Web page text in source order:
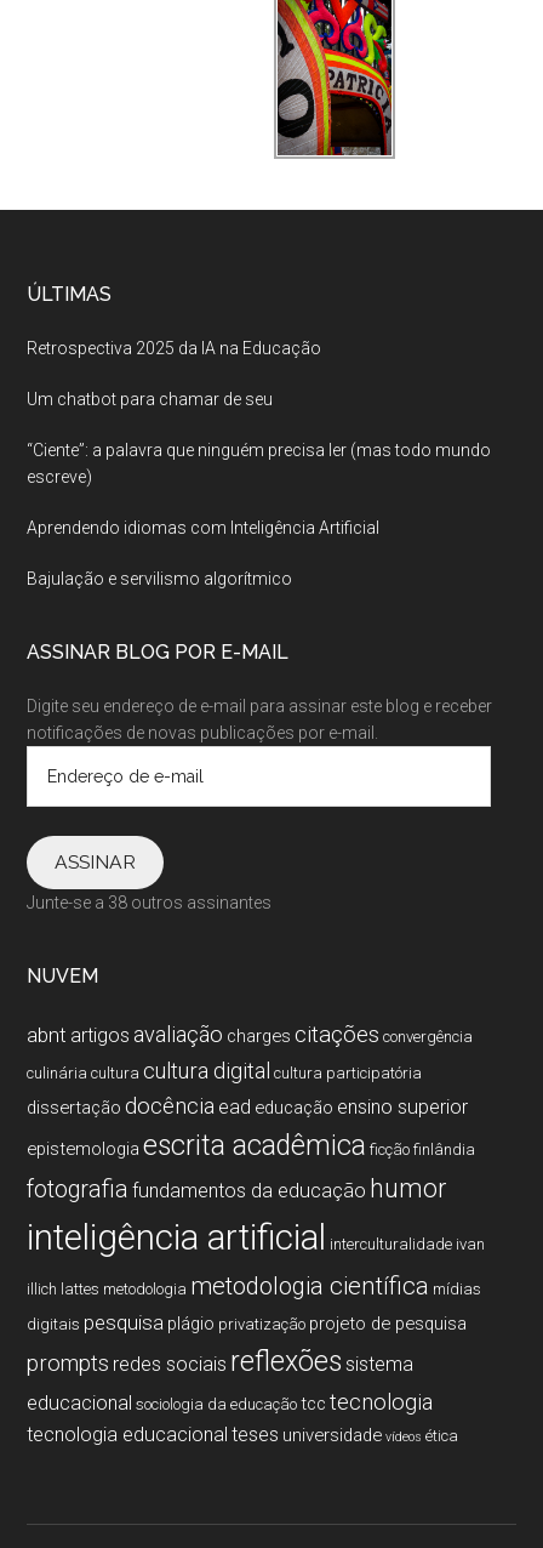
ÚLTIMAS
Retrospectiva 2025 da IA na Educação
Um chatbot para chamar de seu
“Ciente”: a palavra que ninguém precisa ler (mas todo mundo
escreve)
Aprendendo idiomas com Inteligência Artificial
Bajulação e servilismo algorítmico
ASSINAR BLOG POR E-MAIL
Digite seu endereço de e-mail para assinar este blog e receber
notificações de novas publicações por e-mail.
e-
mail
ASSINAR
Junte-se a 38 outros assinantes
NUVEM
abnt artigos avaliação charges citações convergência
culinária cultura cultura digital cultura participatória
dissertação docência ead educação ensino superior
epistemologia escrita acadêmica ficção finlândia
fotografia fundamentos da educação humor
inteligência artificial interculturalidade ivan
illich lattes metodologia metodologia cientí­fica mí­dias
digitais pesquisa plágio privatização projeto de pesquisa
prompts redes sociais reflexões sistema
educacional sociologia da educação tcc tecnologia
tecnologia educacional teses universidade vídeos ética